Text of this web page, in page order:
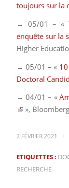
toujours sur la
→ 05/01 – «
enquête sur la
Higher
→ 05/01 – «
Doctoral
→ 04/01 – «
»,
2 FÉVRIER 2021 /
ETIQUETTES :
RECHERCHE